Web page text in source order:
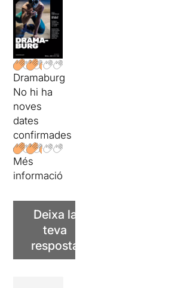
Dramaburg
No hi ha
noves
dates
confirmades
Més
informació
Deixa la
teva
resposta